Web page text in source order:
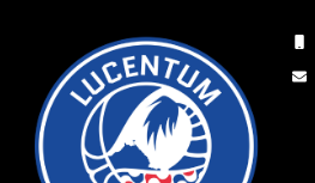
contenido